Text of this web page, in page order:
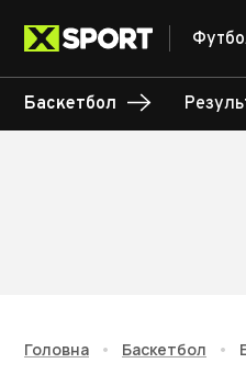
Баскетбол
Головна • Баскетбол •